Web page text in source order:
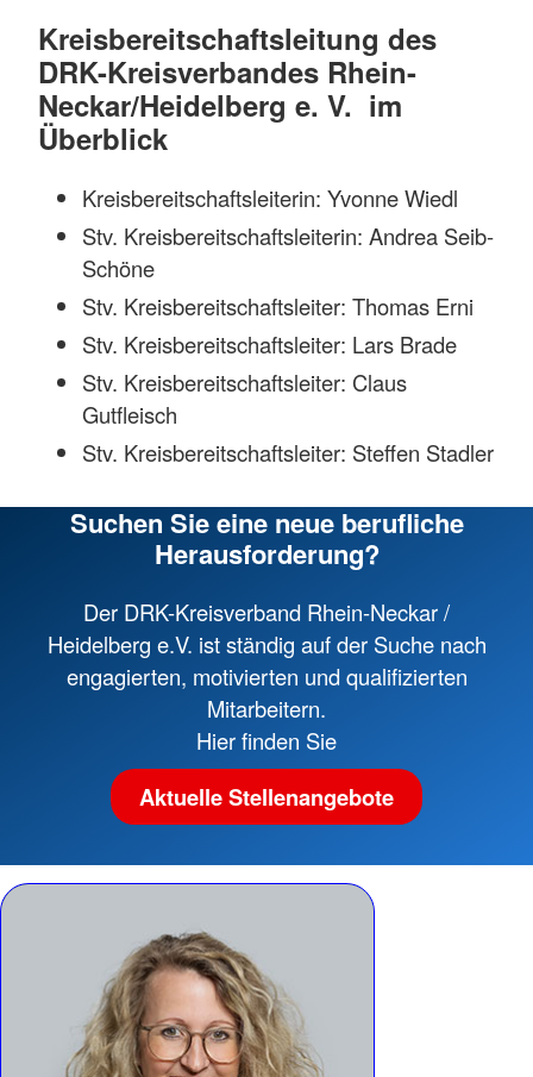
Kreisbereitschaftsleitung des
DRK-Kreisverbandes Rhein-
Neckar/Heidelberg e. V. im
Überblick
Kreisbereitschaftsleiterin: Yvonne Wiedl
Stv. Kreisbereitschaftsleiterin: Andrea Seib-
Schöne
Stv. Kreisbereitschaftsleiter: Thomas Erni
Stv. Kreisbereitschaftsleiter: Lars Brade
Stv. Kreisbereitschaftsleiter: Claus
Gutfleisch
Stv. Kreisbereitschaftsleiter: Steffen Stadler
Suchen Sie eine neue berufliche
Herausforderung?
Der DRK-Kreisverband Rhein-Neckar /
Heidelberg e.V. ist ständig auf der Suche nach
engagierten, motivierten und qualifizierten
Mitarbeitern.
Hier finden Sie
Aktuelle Stellenangebote